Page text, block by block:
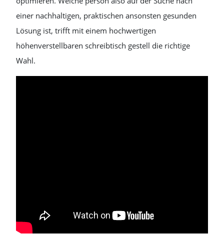
einer nachhaltigen, praktischen ansonsten gesunden
Lösung ist, trifft mit einem hochwertigen
höhenverstellbaren schreibtisch gestell die richtige
Wahl.